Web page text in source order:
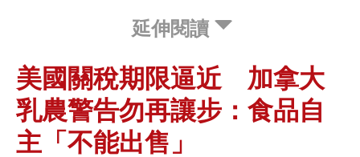
延伸閱讀
美國關稅期限逼近 加拿大
乳農警告勿再讓步：食品自
主「不能出售」